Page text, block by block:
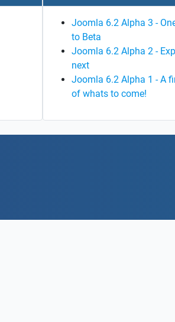
Joomla 6.2 Alpha 3 -
to Beta
Joomla 6.2 Alpha 2 -
next
Joomla 6.2 Alpha 1 - A
of whats to come!